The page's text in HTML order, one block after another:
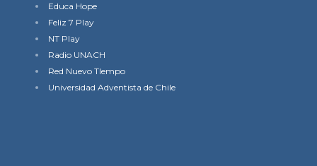
Educa Hope
Feliz 7 Play
NT Play
Radio UNACH
Red Nuevo TIempo
Universidad Adventista de Chile